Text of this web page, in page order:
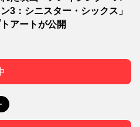
3：シニスター・シックス」
アートが公開